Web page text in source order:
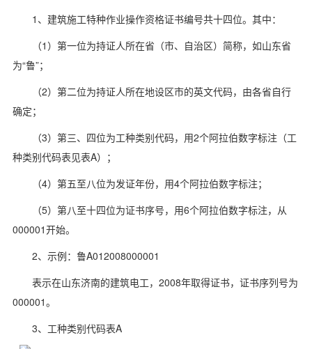
1、建筑施工特种作业操作资格证书编号共十四位。其中：
（1）第一位为持证人所在省（市、自治区）简称，如山东省
为“鲁”；
（2）第二位为持证人所在地设区市的英文代码，由各省自行
确定；
（3）第三、四位为工种类别代码，用2个阿拉伯数字标注（工
种类别代码表见表A）；
（4）第五至八位为发证年份，用4个阿拉伯数字标注；
（5）第八至十四位为证书序号，用6个阿拉伯数字标注，从
000001开始。
2、示例：鲁A012008000001
表示在山东济南的建筑电工，2008年取得证书，证书序列号为
000001。
3、工种类别代码表A